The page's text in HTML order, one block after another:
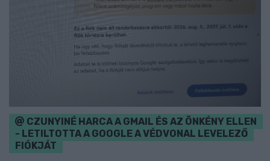
CZUNYINÉ HARCA A GMAIL ÉS AZ ÖNKÉNY ELLEN
- LETILTOTTA A GOOGLE A VÉDVONAL LEVELEZŐ
FIÓKJÁT